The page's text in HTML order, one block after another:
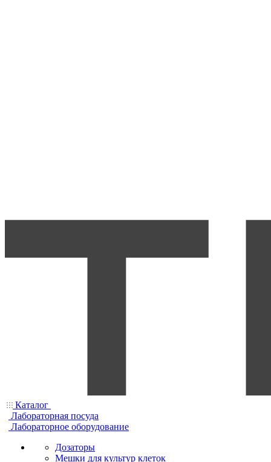
Каталог
Лабораторная посуда
Лабораторное оборудование
Дозаторы
Мешки для культур клеток